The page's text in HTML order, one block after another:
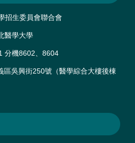
招生委員會聯合會
醫學大學
分機8602、8604
區吳興街250號（醫學綜合大樓後棟